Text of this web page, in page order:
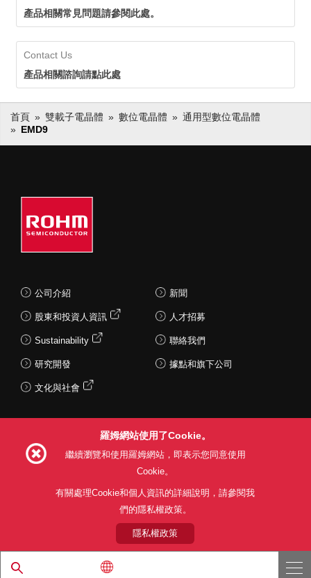
產品相關常見問題請參閱此處。
Contact Us
產品相關諮詢請點此處
首頁 雙載子電晶體 數位電晶體
通用型數位電晶體
EMD9
公司介紹
股東和投資人資訊
Sustainability
研究開發
文化與社會
新聞
人才招募
聯絡我們
據點和旗下公司
利用目的 隱私權政策
關於本公司產品銷售之標準條款(PDF)
© 1997 - 2026 ROHM CO., LTD. ALL RIGHTS RESERVED.
羅姆網站使用了Cookie。
繼續瀏覽和使用羅姆網站，即表示您同意使用
Cookie。
有關處理Cookie和個人資訊的詳細說明，請參閱我
們的隱私權政策。
隱私權政策